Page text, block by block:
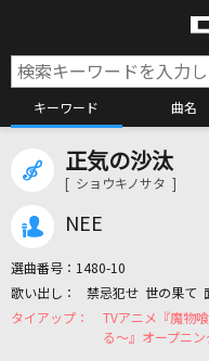
キーワード 曲名
カラ
正気の沙汰
[ ショウキノサタ ]
NEE
選曲番号： 1480-10
禁忌犯せ 世の果て
TVアニメ『魔物
る～』オープニン